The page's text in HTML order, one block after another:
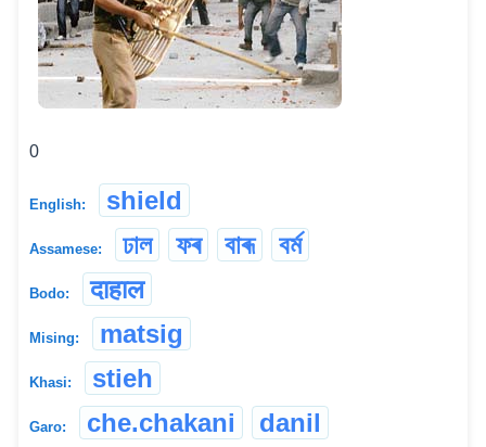
0
English: shield
Assamese: ঢাল ফৰ বাৰূ বৰ্ম
Bodo: दाहाल
Mising: matsig
Khasi: stieh
Garo: che.chakani danil